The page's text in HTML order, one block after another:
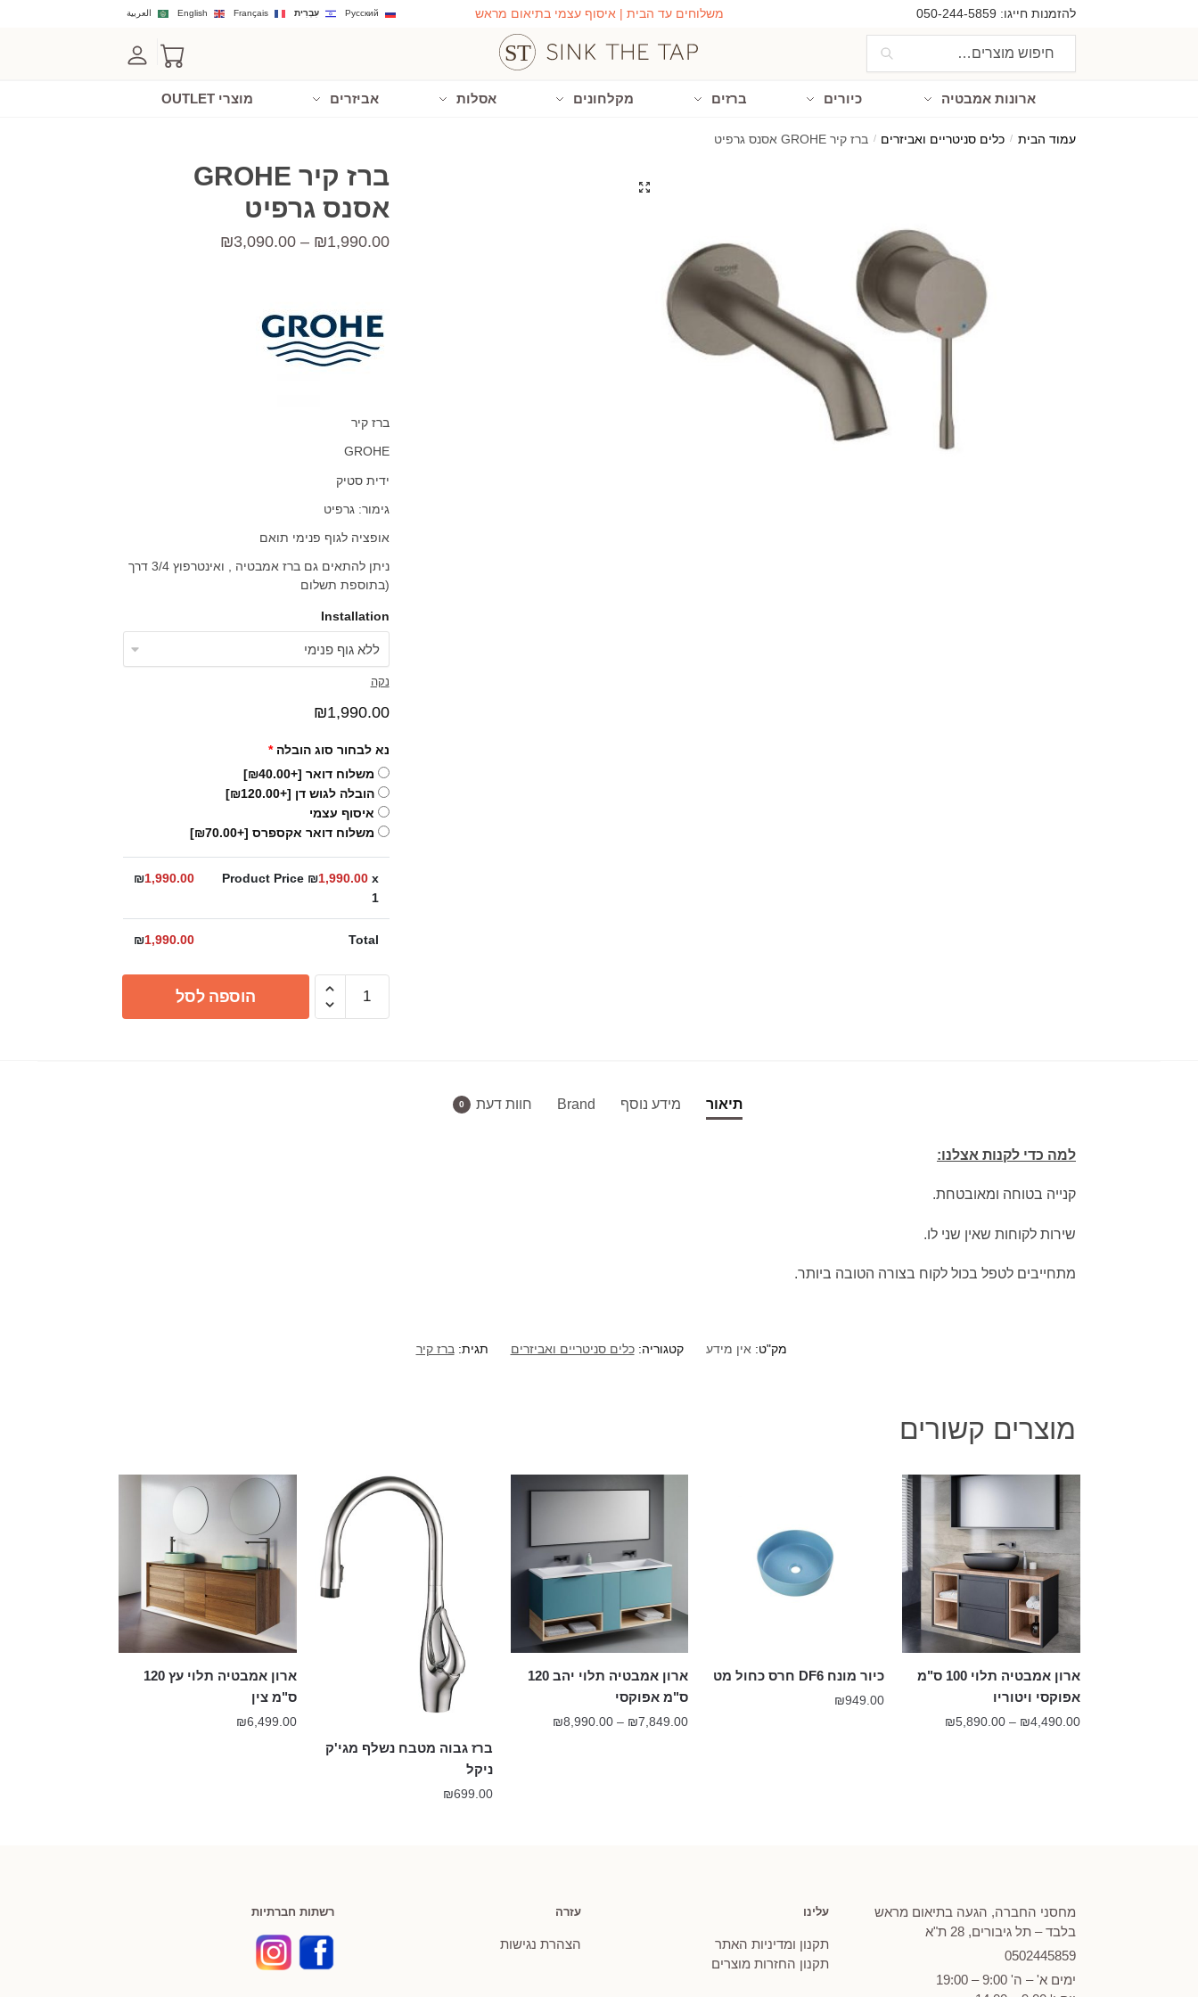
להזמנות חייגו: 050-244-5859 משלוחים עד הבית | איסוף עצמי בתיאום מראש العربية English Français עִבְרִית Русский
חיפוש
ארונות אמבטיה כיורים ברזים מקלחונים אסלות אביזרים מוצרי OUTLET
עמוד הבית / כלים סניטריים ואביזרים / ברז קיר GROHE אסנס גרפיט
ברז קיר GROHE
אסנס גרפיט
₪1,990.00
–
₪3,090.00
ברז קיר
GROHE
ידית סטיק
גימור: גרפיט
אופציה לגוף פנימי תואם
ניתן להתאים גם ברז אמבטיה , ואינטרפוץ 3/4 דרך
(בתוספת תשלום
Installation
נקה
₪1,990.00
נא לבחור סוג הובלה *
משלוח דואר [+₪40.00]
הובלה לגוש דן [+₪120.00]
איסוף עצמי
משלוח דואר אקספרס [+₪70.00]
Product Price ₪1,990.00x
1
₪1,990.00
Total
₪1,990.00
הוספה לסל
תיאור מידע נוסף Brand חוות דעת 0
למה כדי לקנות אצלנו:
קנייה בטוחה ומאובטחת.
שירות לקוחות שאין שני לו.
מתחייבים לטפל בכול לקוח בצורה הטובה ביותר.
מק"ט:אין מידע קטגוריה:כלים סניטריים ואביזרים תגית:ברז קיר
מוצרים קשורים
ארון אמבטיה תלוי 100 ס"מ
אפוקסי ויטוריו
₪4,490.00
–
₪5,890.00
כיור מונח DF6 חרס כחול מט
₪949.00
ארון אמבטיה תלוי יהב 120
ס"מ אפוקסי
₪7,849.00
–
₪8,990.00
טווח
ברז גבוה מטבח נשלף מגי'ק
ניקל
₪699.00
ארון אמבטיה תלוי עץ 120
ס"מ צין
₪6,499.00
מחסני החברה, הגעה בתיאום מראש
בלבד – תל גיבורים, 28 ת"א
0502445859
ימים א' – ה' 9:00 – 19:00
עלינו
תקנון ומדיניות האתר
תקנון החזרות מוצרים
עזרה
הצהרת נגישות
רשתות חברתיות